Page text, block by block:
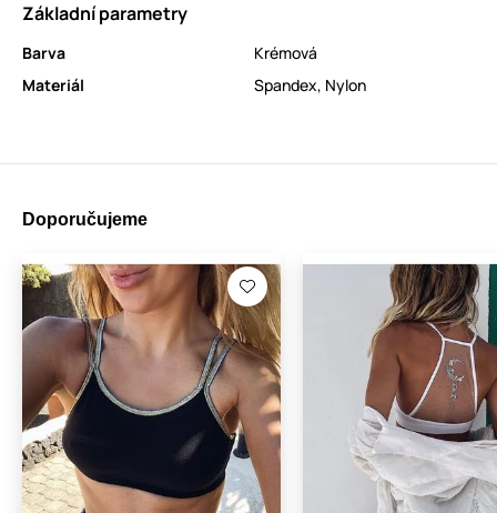
Základní parametry
Barva
Krémová
Materiál
Spandex, Nylon
Doporučujeme